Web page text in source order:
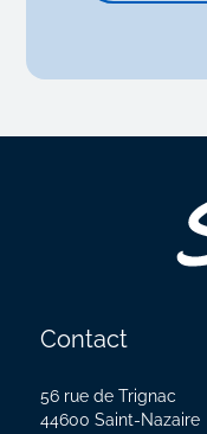
Contact
56 rue de Trignac
44600 Saint-Nazaire